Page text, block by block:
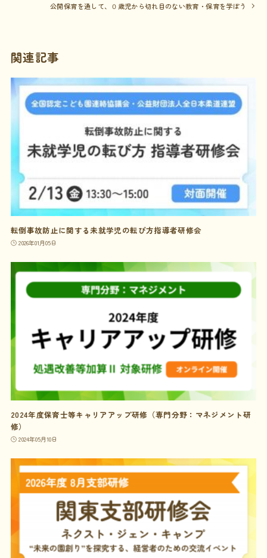
公開保育を通して、０歳児から切れ目のない教育・保育を学ぼう
関連記事
転倒事故防止に関する未就学児の転び方指導者研修会
2026年01月05日
2024年度保育士等キャリアアップ研修（専門分野：マネジメント研
修）
2024年05月10日